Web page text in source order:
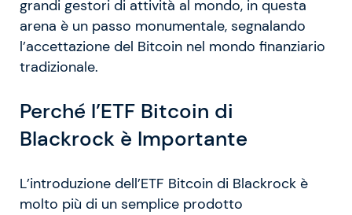
grandi gestori di attività al mondo, in questa
arena è un passo monumentale, segnalando
l’accettazione del Bitcoin nel mondo finanziario
tradizionale.
Perché l’ETF Bitcoin di
Blackrock è Importante
L’introduzione dell’ETF Bitcoin di Blackrock è
molto più di un semplice prodotto